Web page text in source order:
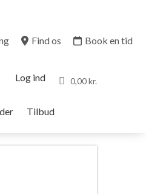
Find os Book en tid
Log ind 0,00 kr.
Tilbud